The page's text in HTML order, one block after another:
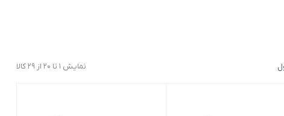
نمایش 1 تا 20 از 29 کالا